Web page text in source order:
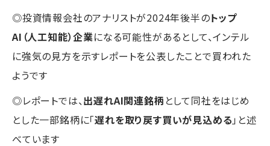
◎投資情報会社のアナリストが2024年後半のトップ
AI（人工知能）企業になる可能性があるとして、インテル
に強気の見方を示すレポートを公表したことで買われた
ようです
◎レポートでは、出遅れAI関連銘柄 として同社をはじめ
とした一部銘柄に「遅れを取り戻す買いが見込める 」と述
べています